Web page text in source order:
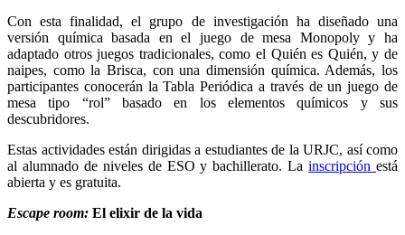
Con esta finalidad, el grupo de investigación ha diseñado una
versión química basada en el juego de mesa Monopoly y ha
adaptado otros juegos tradicionales, como el Quién es Quién, y de
naipes, como la Brisca, con una dimensión química. Además, los
participantes conocerán la Tabla Periódica a través de un juego de
mesa tipo “rol” basado en los elementos químicos y sus
descubridores.
Estas actividades están dirigidas a estudiantes de la URJC, así como
al alumnado de niveles de ESO y bachillerato. Lainscripciónestá
abierta y es gratuita.
Escape room: El elixir de la vida